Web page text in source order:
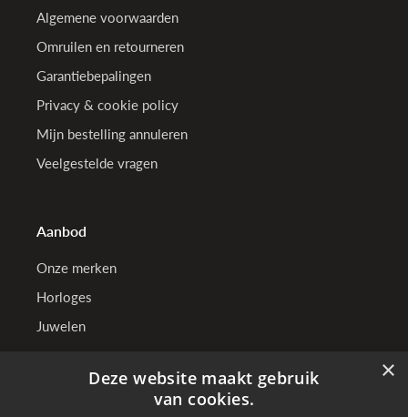
Algemene voorwaarden
Omruilen en retourneren
Garantiebepalingen
Privacy & cookie policy
Mijn bestelling annuleren
Veelgestelde vragen
Aanbod
Onze merken
Horloges
Juwelen
×
Deze website maakt gebruik
van cookies.